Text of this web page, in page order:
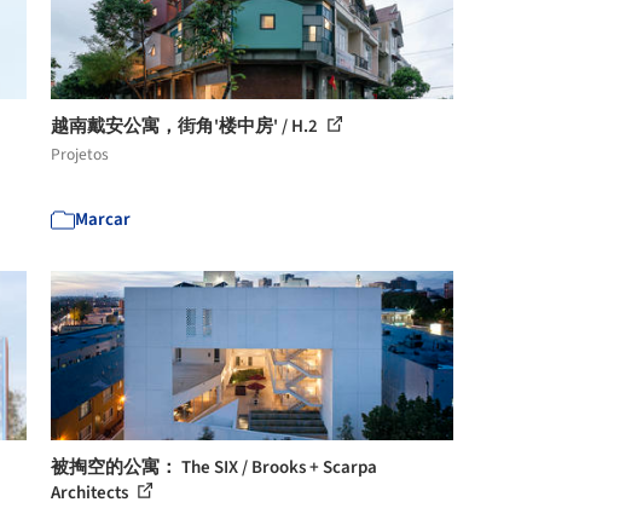
越南戴安公寓，街角'楼中房' / H.2
Projetos
Marcar
被掏空的公寓： The SIX / Brooks + Scarpa
Architects